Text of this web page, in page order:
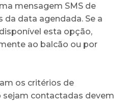
mensagem SMS de
data agendada. Se a
esta opção,
ao balcão ou por
os critérios de
sejam contactadas devem